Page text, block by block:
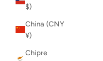
$)
China (CNY
¥)
Chipre